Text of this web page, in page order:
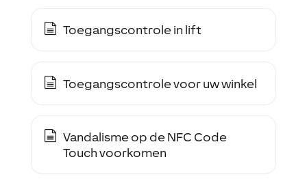
Toegangscontrole in lift
Toegangscontrole voor uw winkel
Vandalisme op de NFC Code
Touch voorkomen